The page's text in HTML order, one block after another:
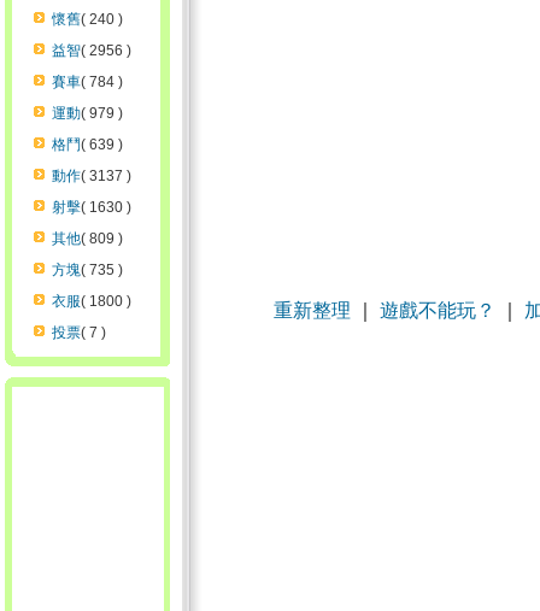
懷舊( 240 )
益智( 2956 )
賽車( 784 )
運動( 979 )
格鬥( 639 )
動作( 3137 )
射擊( 1630 )
其他( 809 )
方塊( 735 )
衣服( 1800 )
投票( 7 )
重新整理 ｜遊戲不能玩？